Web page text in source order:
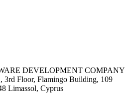
DEVELOPMENT COMPANY
Floor, Flamingo Building, 109
Limassol, Cyprus